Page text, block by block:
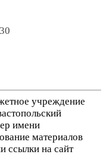
учреждение
имени
материалов
ссылки на сайт